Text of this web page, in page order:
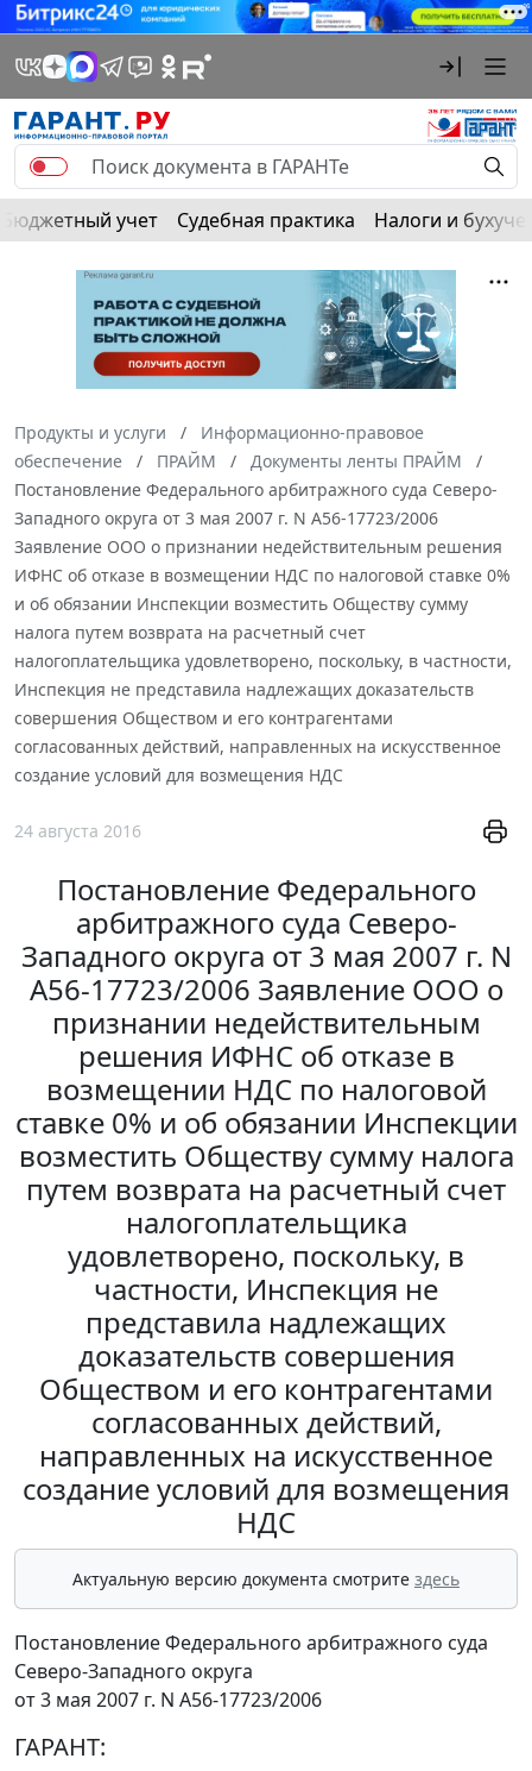
Бюджетный учет Судебная практика Налоги и
Продукты и услуги
Информационно-правовое
обеспечение
ПРАЙМ
Документы ленты ПРАЙМ
Постановление Федерального арбитражного суда Северо-
Западного округа от 3 мая 2007 г. N А56-17723/2006
Заявление ООО о признании недействительным решения
ИФНС об отказе в возмещении НДС по налоговой ставке 0%
и об обязании Инспекции возместить Обществу сумму
налога путем возврата на расчетный счет
налогоплательщика удовлетворено, поскольку, в частности,
Инспекция не представила надлежащих доказательств
совершения Обществом и его контрагентами
согласованных действий, направленных на искусственное
создание условий для возмещения НДС
24 августа 2016
Постановление Федерального
арбитражного суда Северо-
Западного округа от 3 мая 2007 г. N
А56-17723/2006 Заявление ООО о
признании недействительным
решения ИФНС об отказе в
возмещении НДС по налоговой
ставке 0% и об обязании Инспекции
возместить Обществу сумму налога
путем возврата на расчетный счет
налогоплательщика
удовлетворено, поскольку, в
частности, Инспекция не
представила надлежащих
доказательств совершения
Обществом и его контрагентами
согласованных действий,
направленных на искусственное
создание условий для возмещения
НДС
Актуальную версию документа смотрите здесь
Постановление Федерального арбитражного суда
Северо-Западного округа
от 3 мая 2007 г. N А56-17723/2006
ГАРАНТ: